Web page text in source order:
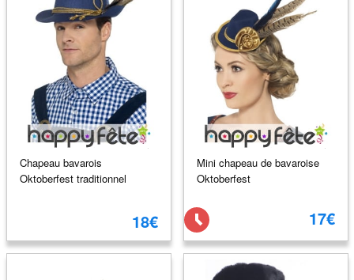
Chapeau bavarois
Oktoberfest traditionnel
18€
Mini chapeau de bavaroise
Oktoberfest
17€